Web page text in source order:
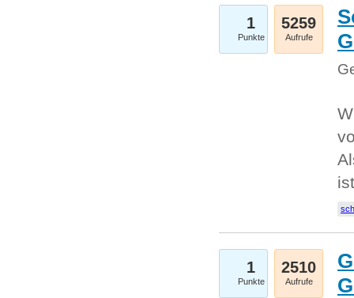
1
Punkte
5259
Aufrufe
1
Punkte
2510
Aufrufe